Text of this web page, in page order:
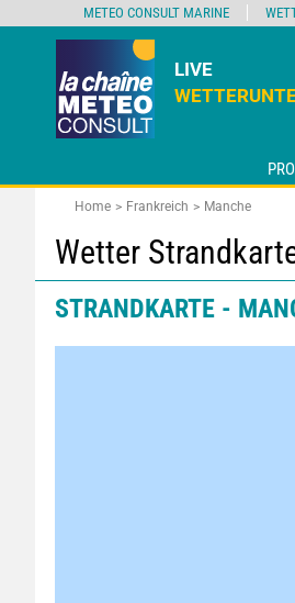
LIVE
Home Frankreich Manche
Wetter
STRANDKARTE -
METEO CONSULT MARINE